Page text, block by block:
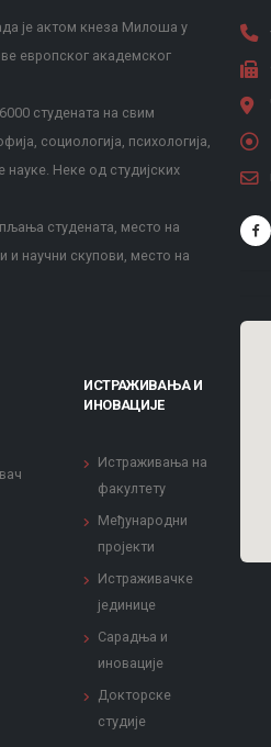
је актом кнеза Милоша у
европског академског
студената на свим
социологија, психологија,
науке. Неке од студијских
студената, место на
и научни скупови, место на
ИСТРАЖИВАЊА И
ИНОВАЦИЈЕ
Истраживања на
факултету
Међународни
пројекти
Истраживачке
јединице
Сарадња и
иновације
Докторске
студије